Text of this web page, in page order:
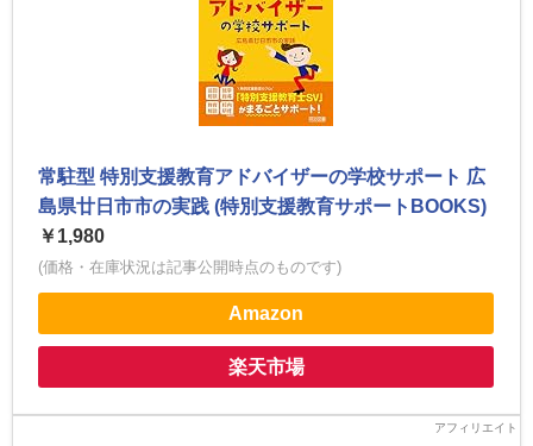
常駐型 特別支援教育アドバイザーの学校サポート 広
島県廿日市市の実践 (特別支援教育サポートBOOKS)
￥1,980
(価格・在庫状況は記事公開時点のものです)
Amazon
楽天市場